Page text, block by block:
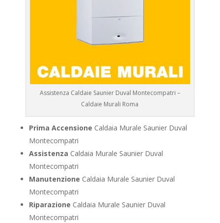
Assistenza Caldaie Saunier Duval Montecompatri –
Caldaie Murali Roma
Prima Accensione Caldaia Murale Saunier Duval
Montecompatri
Assistenza Caldaia Murale Saunier Duval
Montecompatri
Manutenzione Caldaia Murale Saunier Duval
Montecompatri
Riparazione Caldaia Murale Saunier Duval
Montecompatri